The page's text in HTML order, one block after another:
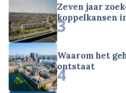
Zeven jaar
koppelkansen
3
Waarom het
ontstaat
4